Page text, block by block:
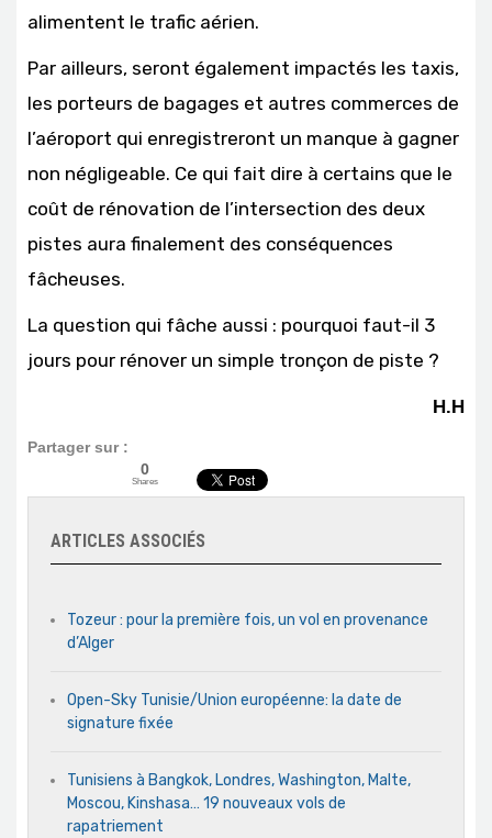
alimentent le trafic aérien.
Par ailleurs, seront également impactés les taxis,
les porteurs de bagages et autres commerces de
l’aéroport qui enregistreront un manque à gagner
non négligeable. Ce qui fait dire à certains que le
coût de rénovation de l’intersection des deux
pistes aura finalement des conséquences
fâcheuses.
La question qui fâche aussi : pourquoi faut-il 3
jours pour rénover un simple tronçon de piste ?
H.H
Partager sur :
0
Shares
ARTICLES ASSOCIÉS
Tozeur : pour la première fois, un vol en provenance
d’Alger
Open-Sky Tunisie/Union européenne: la date de
signature fixée
Tunisiens à Bangkok, Londres, Washington, Malte,
Moscou, Kinshasa… 19 nouveaux vols de
rapatriement